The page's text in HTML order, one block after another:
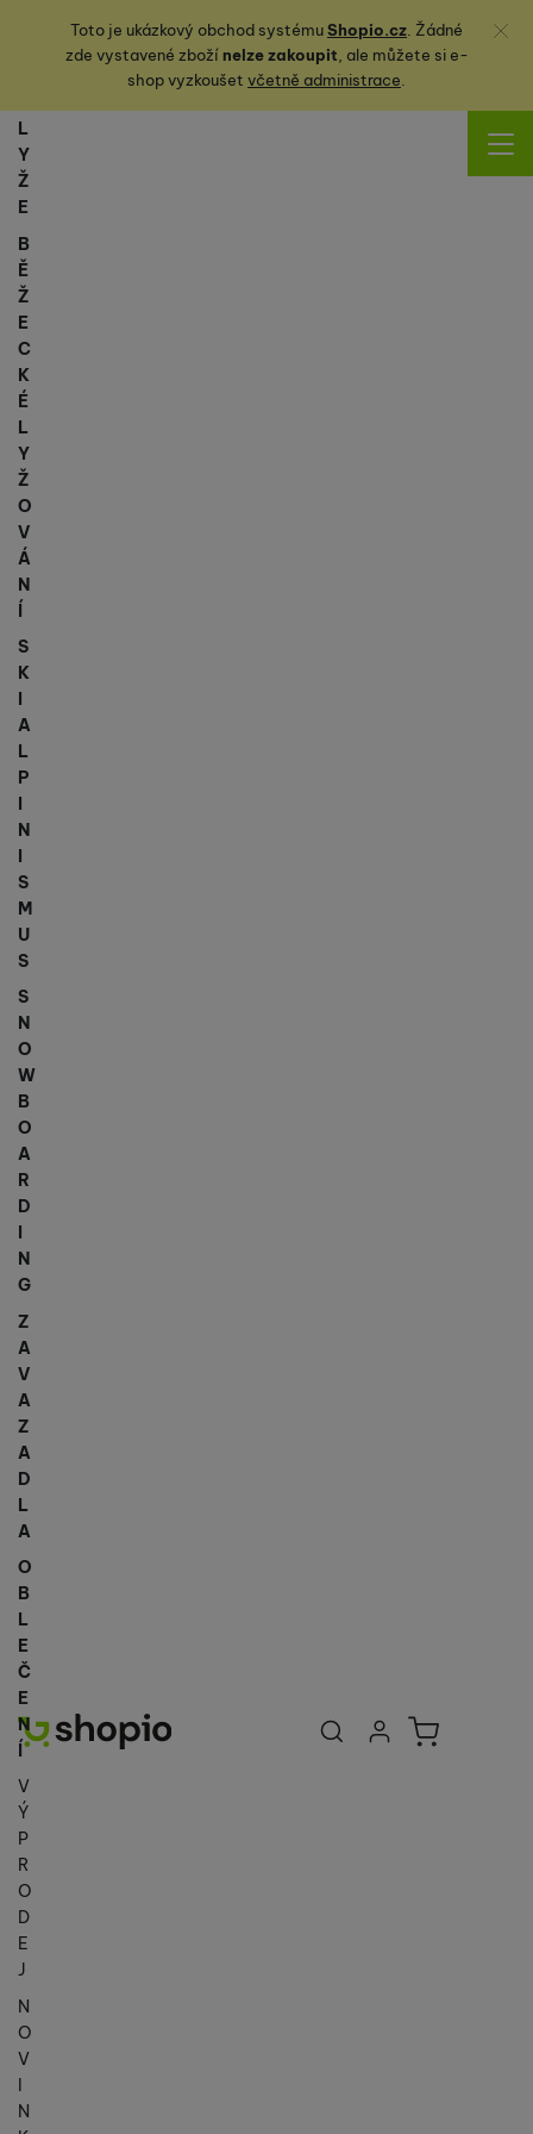
Toto je ukázkový obchod systémuShopio.cz. Žádné
zde vystavené zbožínelze zakoupit, ale můžete sie-
shop vyzkoušet včetně administrace.
Zavřít
Uživatelská
Přihlásit se
Košík
L
Y
Ž
E
B
Ě
Ž
E
C
K
É
L
Y
Ž
O
V
Á
N
Í
S
K
I
A
L
P
I
N
I
S
M
U
S
S
N
O
W
B
O
A
R
D
N
G
Z
A
V
A
Z
A
D
L
A
O
B
L
E
Č
E
N
Í
V
Ý
P
R
O
D
E
J
N
O
V
I
N